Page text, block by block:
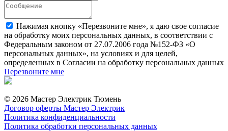
Нажимая кнопку «Перезвоните мне», я даю свое согласие
на обработку моих персональных данных, в соответствии с
Федеральным законом от 27.07.2006 года №152-ФЗ «О
персональных данных», на условиях и для целей,
определенных в Согласии на обработку персональных данных
Перезвоните мне
© 2026 Мастер Электрик Тюмень
Договор оферты Мастер Электрик
Политика конфиденциальности
Политика обработки персональных данных